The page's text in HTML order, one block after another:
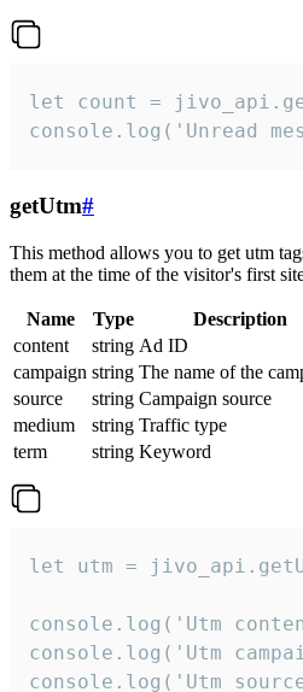
let count =
console.log('Unread
getUtm#
This method allows you to get utm
them at the time of the visitor's first
Name Type
Description
content
string Ad ID
campaign string The name of the
source
string Campaign source
medium
string Traffic type
term
string Keyword
let utm =
console.log('Utm
console.log('Utm
console.log('Utm